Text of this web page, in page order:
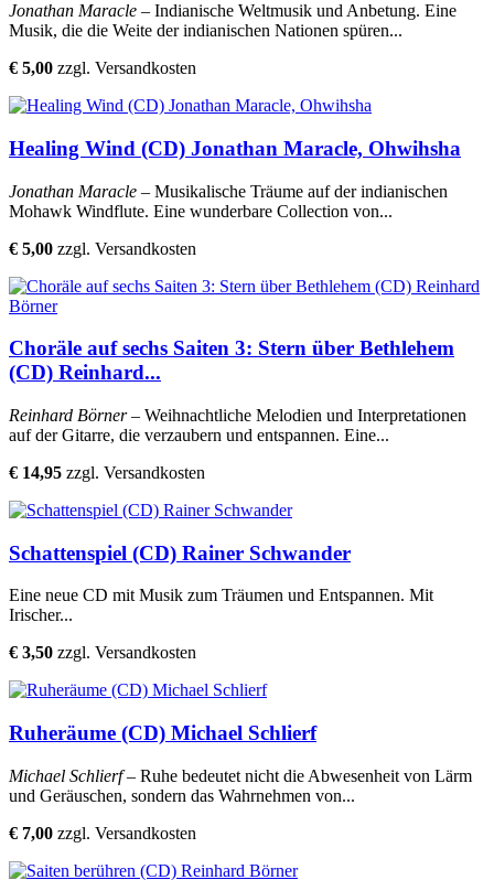
Jonathan Maracle – Indianische Weltmusik und Anbetung. Eine
Musik, die die Weite der indianischen Nationen spüren...
€ 5,00 zzgl. Versandkosten
Healing Wind (CD) Jonathan Maracle, Ohwihsha
Jonathan Maracle – Musikalische Träume auf der indianischen
Mohawk Windflute. Eine wunderbare Collection von...
€ 5,00 zzgl. Versandkosten
Choräle auf sechs Saiten 3: Stern über Bethlehem
(CD) Reinhard...
Reinhard Börner– Weihnachtliche Melodien und Interpretationen
auf der Gitarre, die verzaubern und entspannen. Eine...
€ 14,95 zzgl. Versandkosten
Schattenspiel (CD) Rainer Schwander
Eine neue CD mit Musik zum Träumen und Entspannen. Mit
Irischer...
€ 3,50 zzgl. Versandkosten
Ruheräume (CD) Michael Schlierf
Michael Schlierf– Ruhe bedeutet nicht die Abwesenheit von Lärm
und Geräuschen, sondern das Wahrnehmen von...
€ 7,00 zzgl. Versandkosten